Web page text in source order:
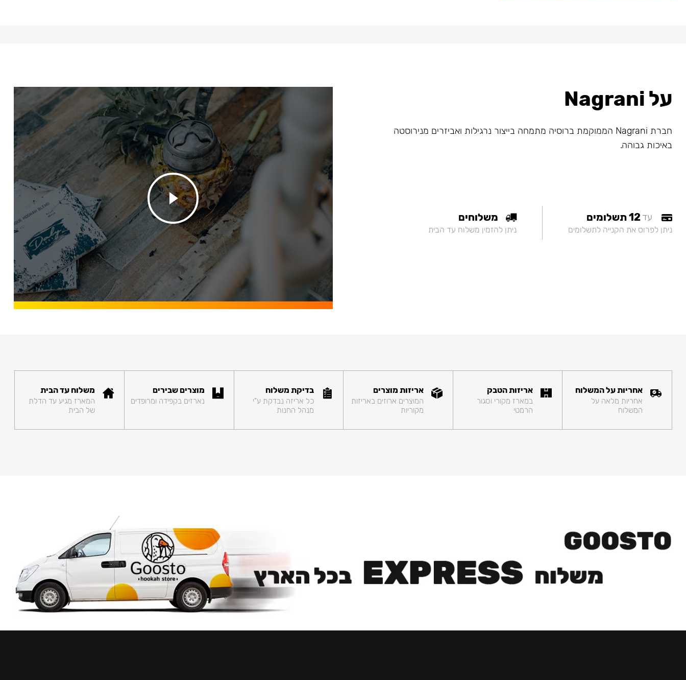
על Nagrani
חברת Nagrani הממוקמת ברוסיה מתמחה בייצור נרגילות ואביזרים מנירוסטה
באיכות גבוהה.
עד12 תשלומים
ניתן לפרוס את הקנייה לתשלומים
משלוחים
ניתן להזמין משלוח עד הבית
אחריות על המשלוח
אחריות מלאה על
המשלוח
אריזות הטבק
במארז מקורי וסגור
הרמטי
אריזות מוצרים
המוצרים ארוזים באריזות
מקוריות
בדיקת משלוח
כל אריזה נבדקת ע"י
מנהל החנות
מוצרים שבירים
נארזים בקפידה ומרופדים
משלוח עד הבית
המארז מגיע עד הדלת
של הבית